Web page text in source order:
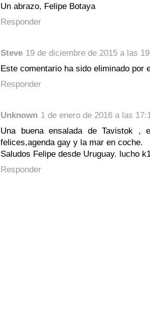
Un abrazo, Felipe Botaya
Responder
Steve 19 de diciembre de 2015 a las
Este comentario ha sido eliminado por
Responder
Unknown 1 de enero de 2016 a las
Una buena ensalada de Tavistok ,
felices,agenda gay y la mar en coche.
Saludos Felipe desde Uruguay. lucho
Responder